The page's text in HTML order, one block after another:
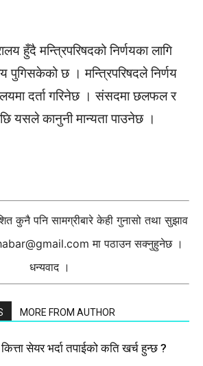
हुँदै मन्त्रिपरिषदको निर्णयका लागि
पुगिसकेको छ । मन्त्रिपरिषदले निर्णय
दर्ता गरिनेछ । संसदमा छलफल र
यसले कानुनी मान्यता पाउनेछ ।
कुनै पनि सामग्रीबारे केही गुनासो तथा सुझाव
मा पठाउन सक्नुहुनेछ ।
धन्यवाद ।
MORE FROM AUTHOR
सेयर भर्दा तपाईको कति खर्च हुन्छ ?